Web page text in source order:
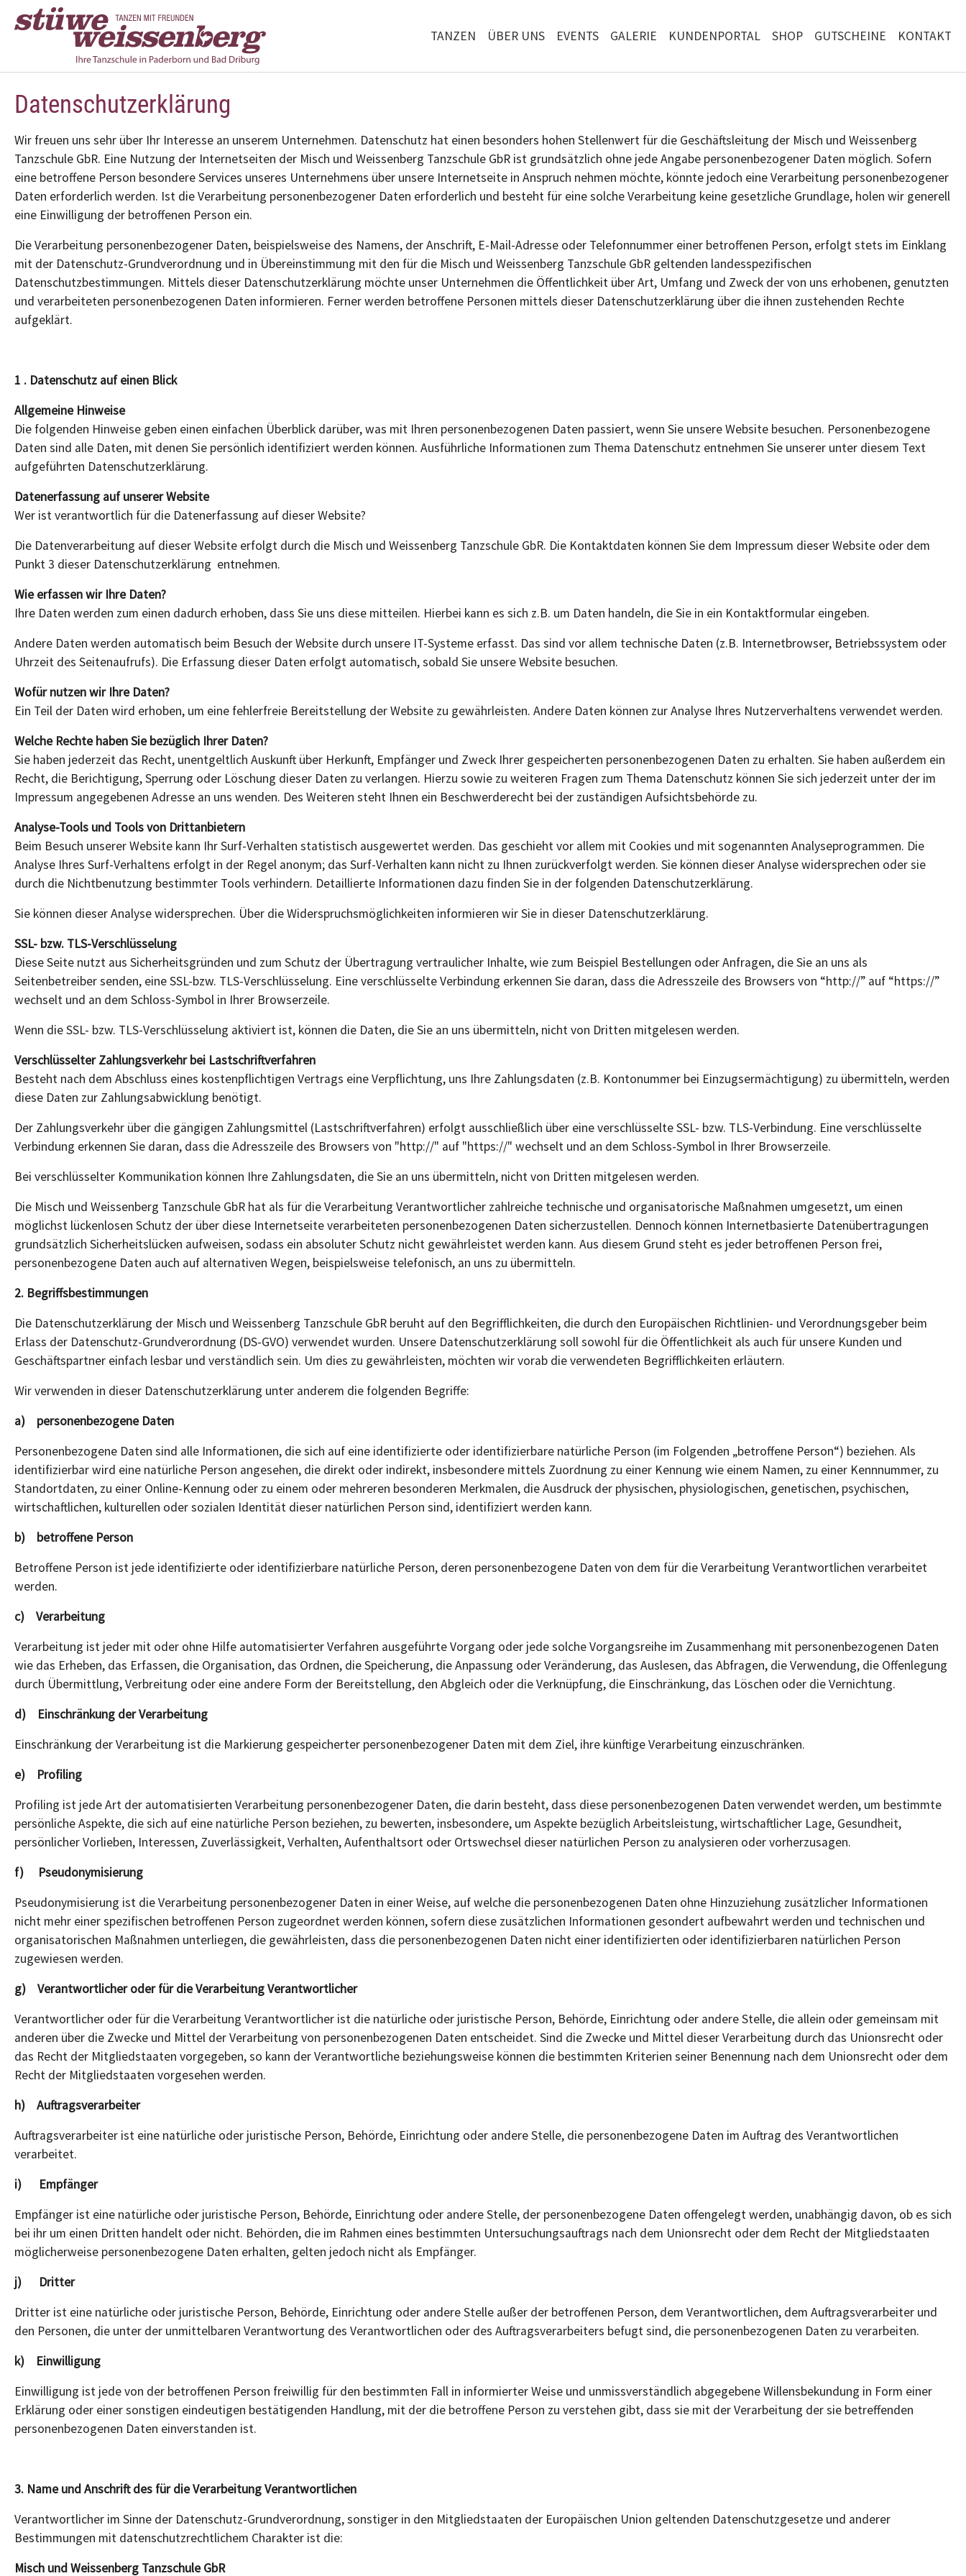
TANZEN ÜBER UNS EVENTS GALERIE KUNDENPORTAL SHOP GUTSCHEINE KONTAKT
Datenschutzerklärung
Wir freuen uns sehr über Ihr Interesse an unserem Unternehmen. Datenschutz hat einen besonders hohen Stellenwert für die Geschäftsleitung der Misch und Weissenberg
Tanzschule GbR. Eine Nutzung der Internetseiten der Misch und Weissenberg Tanzschule GbR ist grundsätzlich ohne jede Angabe personenbezogener Daten möglich. Sofern
eine betroffene Person besondere Services unseres Unternehmens über unsere Internetseite in Anspruch nehmen möchte, könnte jedoch eine Verarbeitung personenbezogener
Daten erforderlich werden. Ist die Verarbeitung personenbezogener Daten erforderlich und besteht für eine solche Verarbeitung keine gesetzliche Grundlage, holen wir generell
eine Einwilligung der betroffenen Person ein.
Die Verarbeitung personenbezogener Daten, beispielsweise des Namens, der Anschrift, E-Mail-Adresse oder Telefonnummer einer betroffenen Person, erfolgt stets im Einklang
mit der Datenschutz-Grundverordnung und in Übereinstimmung mit den für die Misch und Weissenberg Tanzschule GbR geltenden landesspezifischen
Datenschutzbestimmungen. Mittels dieser Datenschutzerklärung möchte unser Unternehmen die Öffentlichkeit über Art, Umfang und Zweck der von uns erhobenen, genutzten
und verarbeiteten personenbezogenen Daten informieren. Ferner werden betroffene Personen mittels dieser Datenschutzerklärung über die ihnen zustehenden Rechte
aufgeklärt.
1 . Datenschutz auf einen Blick
Allgemeine Hinweise
Die folgenden Hinweise geben einen einfachen Überblick darüber, was mit Ihren personenbezogenen Daten passiert, wenn Sie unsere Website besuchen. Personenbezogene
Daten sind alle Daten, mit denen Sie persönlich identifiziert werden können. Ausführliche Informationen zum Thema Datenschutz entnehmen Sie unserer unter diesem Text
aufgeführten Datenschutzerklärung.
Datenerfassung auf unserer Website
Wer ist verantwortlich für die Datenerfassung auf dieser Website?
Die Datenverarbeitung auf dieser Website erfolgt durch die Misch und Weissenberg Tanzschule GbR. Die Kontaktdaten können Sie dem Impressum dieser Website oder dem
Punkt 3 dieser Datenschutzerklärung entnehmen.
Wie erfassen wir Ihre Daten?
Ihre Daten werden zum einen dadurch erhoben, dass Sie uns diese mitteilen. Hierbei kann es sich z.B. um Daten handeln, die Sie in ein Kontaktformular eingeben.
Andere Daten werden automatisch beim Besuch der Website durch unsere IT-Systeme erfasst. Das sind vor allem technische Daten (z.B. Internetbrowser, Betriebssystem oder
Uhrzeit des Seitenaufrufs). Die Erfassung dieser Daten erfolgt automatisch, sobald Sie unsere Website besuchen.
Wofür nutzen wir Ihre Daten?
Ein Teil der Daten wird erhoben, um eine fehlerfreie Bereitstellung der Website zu gewährleisten. Andere Daten können zur Analyse Ihres Nutzerverhaltens verwendet werden.
Welche Rechte haben Sie bezüglich Ihrer Daten?
Sie haben jederzeit das Recht, unentgeltlich Auskunft über Herkunft, Empfänger und Zweck Ihrer gespeicherten personenbezogenen Daten zu erhalten. Sie haben außerdem ein
Recht, die Berichtigung, Sperrung oder Löschung dieser Daten zu verlangen. Hierzu sowie zu weiteren Fragen zum Thema Datenschutz können Sie sich jederzeit unter der im
Impressum angegebenen Adresse an uns wenden. Des Weiteren steht Ihnen ein Beschwerderecht bei der zuständigen Aufsichtsbehörde zu.
Analyse-Tools und Tools von Drittanbietern
Beim Besuch unserer Website kann Ihr Surf-Verhalten statistisch ausgewertet werden. Das geschieht vor allem mit Cookies und mit sogenannten Analyseprogrammen. Die
Analyse Ihres Surf-Verhaltens erfolgt in der Regel anonym; das Surf-Verhalten kann nicht zu Ihnen zurückverfolgt werden. Sie können dieser Analyse widersprechen oder sie
durch die Nichtbenutzung bestimmter Tools verhindern. Detaillierte Informationen dazu finden Sie in der folgenden Datenschutzerklärung.
Sie können dieser Analyse widersprechen. Über die Widerspruchsmöglichkeiten informieren wir Sie in dieser Datenschutzerklärung.
SSL- bzw. TLS-Verschlüsselung
Diese Seite nutzt aus Sicherheitsgründen und zum Schutz der Übertragung vertraulicher Inhalte, wie zum Beispiel Bestellungen oder Anfragen, die Sie an uns als
Seitenbetreiber senden, eine SSL-bzw. TLS-Verschlüsselung. Eine verschlüsselte Verbindung erkennen Sie daran, dass die Adresszeile des Browsers von “http://” auf “https://”
wechselt und an dem Schloss-Symbol in Ihrer Browserzeile.
Wenn die SSL- bzw. TLS-Verschlüsselung aktiviert ist, können die Daten, die Sie an uns übermitteln, nicht von Dritten mitgelesen werden.
Verschlüsselter Zahlungsverkehr bei Lastschriftverfahren
Besteht nach dem Abschluss eines kostenpflichtigen Vertrags eine Verpflichtung, uns Ihre Zahlungsdaten (z.B. Kontonummer bei Einzugsermächtigung) zu übermitteln, werden
diese Daten zur Zahlungsabwicklung benötigt.
Der Zahlungsverkehr über die gängigen Zahlungsmittel (Lastschriftverfahren) erfolgt ausschließlich über eine verschlüsselte SSL- bzw. TLS-Verbindung. Eine verschlüsselte
Verbindung erkennen Sie daran, dass die Adresszeile des Browsers von "http://" auf "https://" wechselt und an dem Schloss-Symbol in Ihrer Browserzeile.
Bei verschlüsselter Kommunikation können Ihre Zahlungsdaten, die Sie an uns übermitteln, nicht von Dritten mitgelesen werden.
Die Misch und Weissenberg Tanzschule GbR hat als für die Verarbeitung Verantwortlicher zahlreiche technische und organisatorische Maßnahmen umgesetzt, um einen
möglichst lückenlosen Schutz der über diese Internetseite verarbeiteten personenbezogenen Daten sicherzustellen. Dennoch können Internetbasierte Datenübertragungen
grundsätzlich Sicherheitslücken aufweisen, sodass ein absoluter Schutz nicht gewährleistet werden kann. Aus diesem Grund steht es jeder betroffenen Person frei,
personenbezogene Daten auch auf alternativen Wegen, beispielsweise telefonisch, an uns zu übermitteln.
2. Begriffsbestimmungen
Die Datenschutzerklärung der Misch und Weissenberg Tanzschule GbR beruht auf den Begrifflichkeiten, die durch den Europäischen Richtlinien- und Verordnungsgeber beim
Erlass der Datenschutz-Grundverordnung (DS-GVO) verwendet wurden. Unsere Datenschutzerklärung soll sowohl für die Öffentlichkeit als auch für unsere Kunden und
Geschäftspartner einfach lesbar und verständlich sein. Um dies zu gewährleisten, möchten wir vorab die verwendeten Begrifflichkeiten erläutern.
Wir verwenden in dieser Datenschutzerklärung unter anderem die folgenden Begriffe:
a) personenbezogene Daten
Personenbezogene Daten sind alle Informationen, die sich auf eine identifizierte oder identifizierbare natürliche Person (im Folgenden „betroffene Person“) beziehen. Als
identifizierbar wird eine natürliche Person angesehen, die direkt oder indirekt, insbesondere mittels Zuordnung zu einer Kennung wie einem Namen, zu einer Kennnummer, zu
Standortdaten, zu einer Online-Kennung oder zu einem oder mehreren besonderen Merkmalen, die Ausdruck der physischen, physiologischen, genetischen, psychischen,
wirtschaftlichen, kulturellen oder sozialen Identität dieser natürlichen Person sind, identifiziert werden kann.
b) betroffene Person
Betroffene Person ist jede identifizierte oder identifizierbare natürliche Person, deren personenbezogene Daten von dem für die Verarbeitung Verantwortlichen verarbeitet
werden.
c) Verarbeitung
Verarbeitung ist jeder mit oder ohne Hilfe automatisierter Verfahren ausgeführte Vorgang oder jede solche Vorgangsreihe im Zusammenhang mit personenbezogenen Daten
wie das Erheben, das Erfassen, die Organisation, das Ordnen, die Speicherung, die Anpassung oder Veränderung, das Auslesen, das Abfragen, die Verwendung, die Offenlegung
durch Übermittlung, Verbreitung oder eine andere Form der Bereitstellung, den Abgleich oder die Verknüpfung, die Einschränkung, das Löschen oder die Vernichtung.
d) Einschränkung der Verarbeitung
Einschränkung der Verarbeitung ist die Markierung gespeicherter personenbezogener Daten mit dem Ziel, ihre künftige Verarbeitung einzuschränken.
e) Profiling
Profiling ist jede Art der automatisierten Verarbeitung personenbezogener Daten, die darin besteht, dass diese personenbezogenen Daten verwendet werden, um bestimmte
persönliche Aspekte, die sich auf eine natürliche Person beziehen, zu bewerten, insbesondere, um Aspekte bezüglich Arbeitsleistung, wirtschaftlicher Lage, Gesundheit,
persönlicher Vorlieben, Interessen, Zuverlässigkeit, Verhalten, Aufenthaltsort oder Ortswechsel dieser natürlichen Person zu analysieren oder vorherzusagen.
f) Pseudonymisierung
Pseudonymisierung ist die Verarbeitung personenbezogener Daten in einer Weise, auf welche die personenbezogenen Daten ohne Hinzuziehung zusätzlicher Informationen
nicht mehr einer spezifischen betroffenen Person zugeordnet werden können, sofern diese zusätzlichen Informationen gesondert aufbewahrt werden und technischen und
organisatorischen Maßnahmen unterliegen, die gewährleisten, dass die personenbezogenen Daten nicht einer identifizierten oder identifizierbaren natürlichen Person
zugewiesen werden.
g) Verantwortlicher oder für die Verarbeitung Verantwortlicher
Verantwortlicher oder für die Verarbeitung Verantwortlicher ist die natürliche oder juristische Person, Behörde, Einrichtung oder andere Stelle, die allein oder gemeinsam mit
anderen über die Zwecke und Mittel der Verarbeitung von personenbezogenen Daten entscheidet. Sind die Zwecke und Mittel dieser Verarbeitung durch das Unionsrecht oder
das Recht der Mitgliedstaaten vorgegeben, so kann der Verantwortliche beziehungsweise können die bestimmten Kriterien seiner Benennung nach dem Unionsrecht oder dem
Recht der Mitgliedstaaten vorgesehen werden.
h) Auftragsverarbeiter
Auftragsverarbeiter ist eine natürliche oder juristische Person, Behörde, Einrichtung oder andere Stelle, die personenbezogene Daten im Auftrag des Verantwortlichen
verarbeitet.
i) Empfänger
Empfänger ist eine natürliche oder juristische Person, Behörde, Einrichtung oder andere Stelle, der personenbezogene Daten offengelegt werden, unabhängig davon, ob es sich
bei ihr um einen Dritten handelt oder nicht. Behörden, die im Rahmen eines bestimmten Untersuchungsauftrags nach dem Unionsrecht oder dem Recht der Mitgliedstaaten
möglicherweise personenbezogene Daten erhalten, gelten jedoch nicht als Empfänger.
j) Dritter
Dritter ist eine natürliche oder juristische Person, Behörde, Einrichtung oder andere Stelle außer der betroffenen Person, dem Verantwortlichen, dem Auftragsverarbeiter und
den Personen, die unter der unmittelbaren Verantwortung des Verantwortlichen oder des Auftragsverarbeiters befugt sind, die personenbezogenen Daten zu verarbeiten.
k) Einwilligung
Einwilligung ist jede von der betroffenen Person freiwillig für den bestimmten Fall in informierter Weise und unmissverständlich abgegebene Willensbekundung in Form einer
Erklärung oder einer sonstigen eindeutigen bestätigenden Handlung, mit der die betroffene Person zu verstehen gibt, dass sie mit der Verarbeitung der sie betreffenden
personenbezogenen Daten einverstanden ist.
3. Name und Anschrift des für die Verarbeitung Verantwortlichen
Verantwortlicher im Sinne der Datenschutz-Grundverordnung, sonstiger in den Mitgliedstaaten der Europäischen Union geltenden Datenschutzgesetze und anderer
Bestimmungen mit datenschutzrechtlichem Charakter ist die:
Misch und Weissenberg Tanzschule GbR